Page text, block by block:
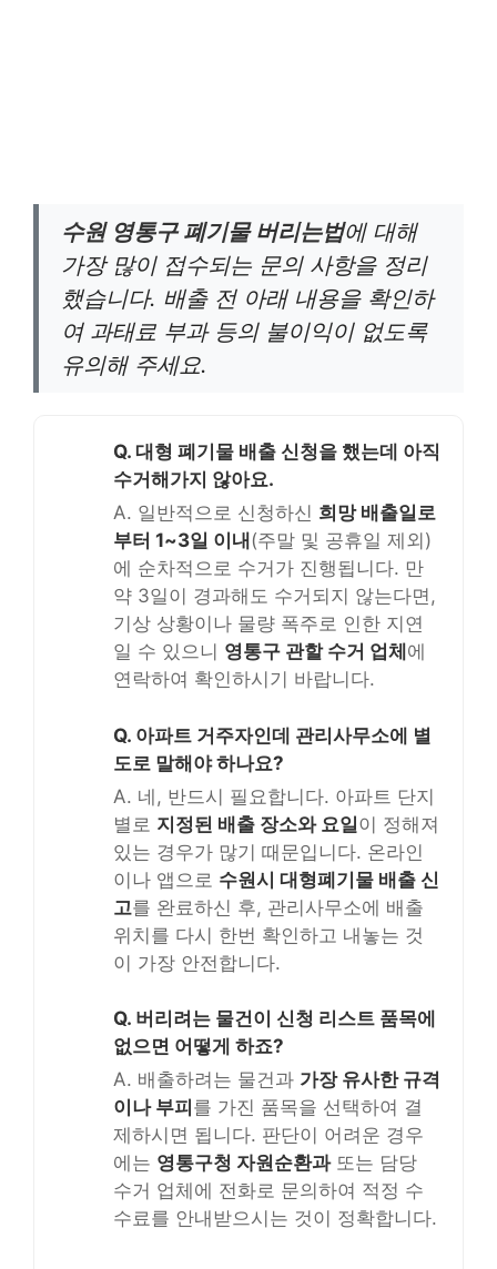
수원 영통구 폐기물 버리는법에 대해
가장 많이 접수되는 문의 사항을 정리
했습니다. 배출 전 아래 내용을 확인하
여 과태료 부과 등의 불이익이 없도록
유의해 주세요.
Q. 대형 폐기물 배출 신청을 했는데 아직
수거해가지 않아요.
A. 일반적으로 신청하신 희망 배출일로
부터 1~3일 이내 (주말 및 공휴일 제외)
에 순차적으로 수거가 진행됩니다. 만
약 3일이 경과해도 수거되지 않는다면,
기상 상황이나 물량 폭주로 인한 지연
일 수 있으니 영통구 관할 수거 업체 에
연락하여 확인하시기 바랍니다.
Q. 아파트 거주자인데 관리사무소에 별
도로 말해야 하나요?
A. 네, 반드시 필요합니다. 아파트 단지
별로 지정된 배출 장소와 요일이 정해져
있는 경우가 많기 때문입니다. 온라인
이나 앱으로 수원시 대형폐기물 배출 신
고를 완료하신 후, 관리사무소에 배출
위치를 다시 한번 확인하고 내놓는 것
이 가장 안전합니다.
Q. 버리려는 물건이 신청 리스트 품목에
없으면 어떻게 하죠?
A. 배출하려는 물건과 가장 유사한 규격
이나 부피 를 가진 품목을 선택하여 결
제하시면 됩니다. 판단이 어려운 경우
에는 영통구청 자원순환과또는 담당
수거 업체에 전화로 문의하여 적정 수
수료를 안내받으시는 것이 정확합니다.